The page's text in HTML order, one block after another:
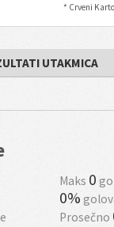
* Crveni
UTAKMICA
Maks 0
0%
Prosečno